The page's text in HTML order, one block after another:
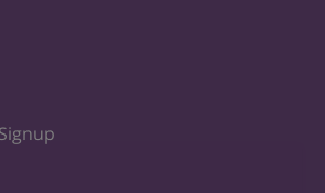
Signup